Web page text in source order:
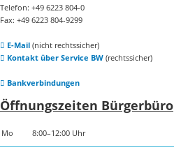
Telefon: +49 6223 804-0
Fax: +49 6223 804-9299
E-Mail(nicht rechtssicher)
Kontakt über Service BW(rechtssicher)
Bankverbindungen
Öffnungszeiten Bürgerbüro
Mo 8:00–12:00 Uhr